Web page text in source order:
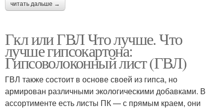
читать дальше →
Гкл или ГВЛ Что лучше. Что
лучше гипсокартона:
Гипсоволоконный лист (ГВЛ)
ГВЛ также состоит в основе своей из гипса, но
армирован различными экологическими добавками. В
ассортименте есть листы ПК — с прямым краем, они